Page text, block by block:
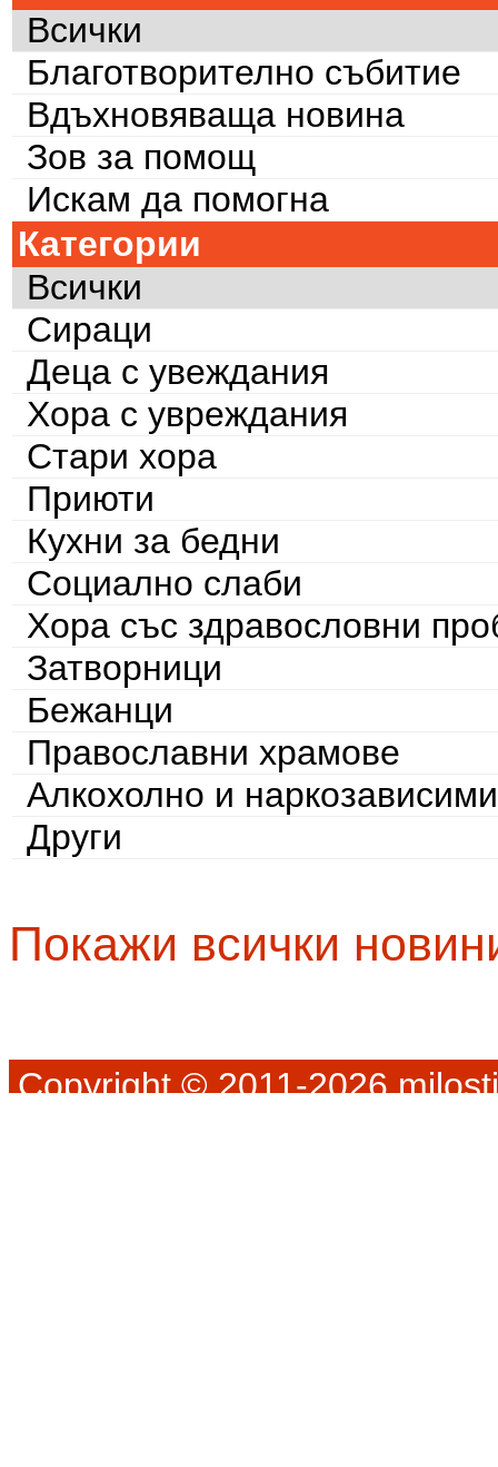
Всички
Благотворително събитие
Вдъхновяваща новина
Зов за помощ
Искам да помогна
Категории
Всички
Сираци
Деца с увеждания
Хора с увреждания
Стари хора
Приюти
Кухни за бедни
Социално слаби
Хора със здравословни
Затворници
Бежанци
Православни храмове
Алкохолно и наркозависими
Други
Покажи всички
Copyright © 2011-2026